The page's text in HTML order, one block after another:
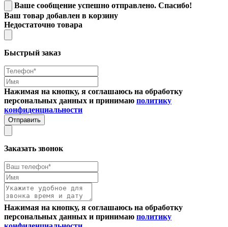
Ваше сообщение успешно отправлено. Спасибо!
Ваш товар добавлен в корзину
Недостаточно товара
Быстрый заказ
Нажимая на кнопку, я соглашаюсь на обработку
персональных данных и принимаю политику
конфиденциальности
Отправить
Заказать звонок
Нажимая на кнопку, я соглашаюсь на обработку
персональных данных и принимаю политику